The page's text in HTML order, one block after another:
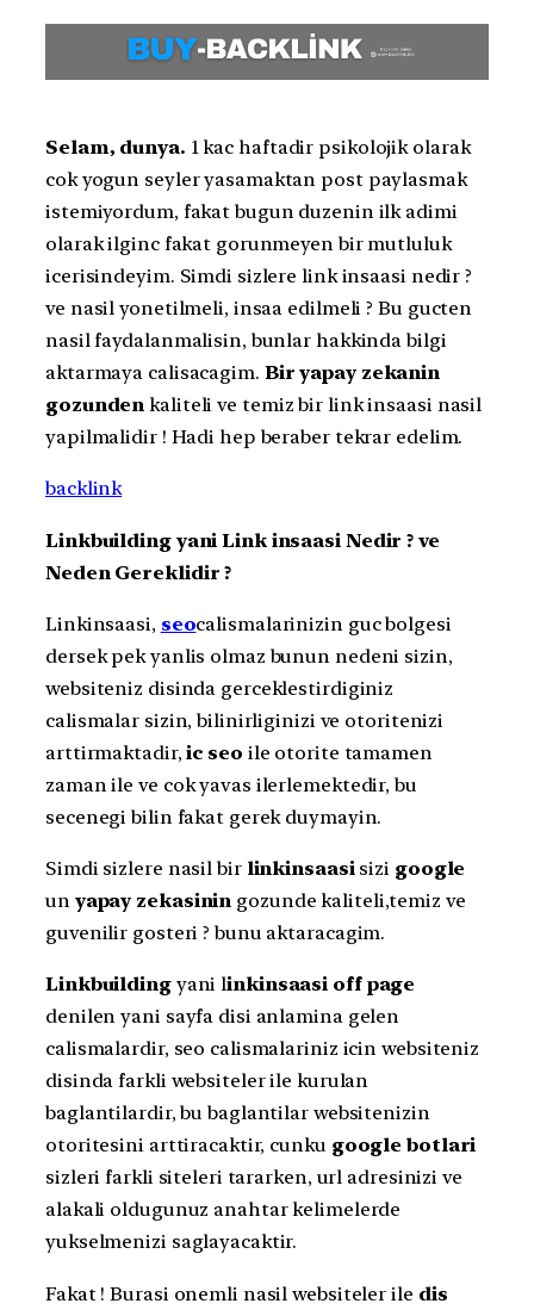
Selam, dunya. 1 kac haftadir psikolojik olarak
cok yogun seyler yasamaktan post paylasmak
istemiyordum, fakat bugun duzenin ilk adimi
olarak ilginc fakat gorunmeyen bir mutluluk
icerisindeyim. Simdi sizlere link insaasi nedir ?
ve nasil yonetilmeli, insaa edilmeli ? Bu gucten
nasil faydalanmalisin, bunlar hakkinda bilgi
aktarmaya calisacagim. Bir yapay zekanin
gozundenkaliteli ve temiz bir link insaasi nasil
yapilmalidir ! Hadi hep beraber tekrar edelim.
backlink
Linkbuilding yani Link insaasi Nedir ? ve
Neden Gereklidir ?
Linkinsaasi, seocalismalarinizin guc bolgesi
dersek pek yanlis olmaz bunun nedeni sizin,
websiteniz disinda gerceklestirdiginiz
calismalar sizin, bilinirliginizi ve otoritenizi
arttirmaktadir,ic seo ile otorite tamamen
zaman ile ve cok yavas ilerlemektedir, bu
secenegi bilin fakat gerek duymayin.
Simdi sizlere nasil bir linkinsaasisizi google
un yapay zekasinin gozunde kaliteli,temiz ve
guvenilir gosteri ? bunu aktaracagim.
Linkbuildingyani linkinsaasi off page
denilen yani sayfa disi anlamina gelen
calismalardir, seo calismalariniz icin websiteniz
disinda farkli websiteler ile kurulan
baglantilardir, bu baglantilar websitenizin
otoritesini arttiracaktir, cunku google botlari
sizleri farkli siteleri tararken, url adresinizi ve
alakali oldugunuz anahtar kelimelerde
yukselmenizi saglayacaktir.
Fakat ! Burasi onemli nasil websiteler ile dis